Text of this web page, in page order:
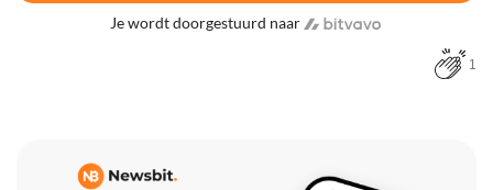
Je wordt doorgestuurd naar
1